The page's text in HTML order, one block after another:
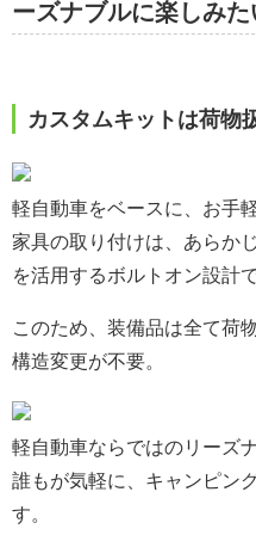
ーズナブルに楽しみた
カスタムキットは荷物
軽自動車をベースに、お手
家具の取り付けは、あらか
を活用するボルトオン設計で
このため、装備品は全て荷
構造変更が不要。
軽自動車ならではのリーズ
誰もが気軽に、キャンピン
す。